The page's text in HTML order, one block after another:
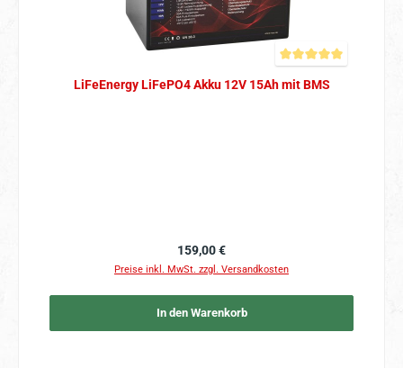
LiFeEnergy LiFePO4 Akku 12V 15Ah mit BMS
Regulärer Preis:
159,00 €
Preise inkl. MwSt. zzgl. Versandkosten
In den Warenkorb